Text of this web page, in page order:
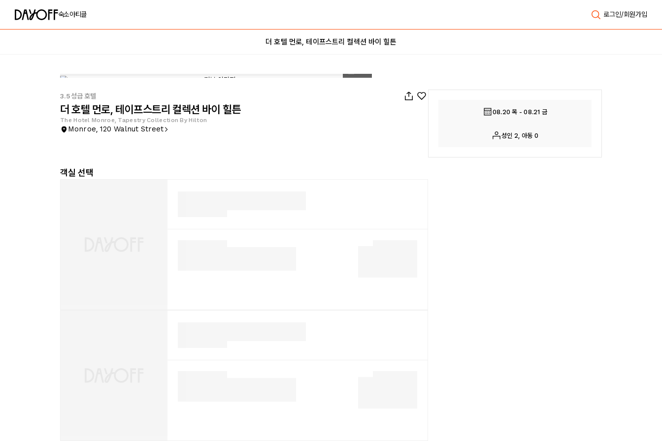
숙소아티클 로그인/회원가입
더 호텔 먼로, 테이프스트리 컬렉션 바이 힐튼
3.5성급 호텔
더 호텔 먼로, 테이프스트리 컬렉션 바이 힐튼
The Hotel Monroe, Tapestry Collection By Hilton
Monroe, 120 Walnut Street
객실 선택
08.20 목 - 08.21 금
성인 2, 아동 0